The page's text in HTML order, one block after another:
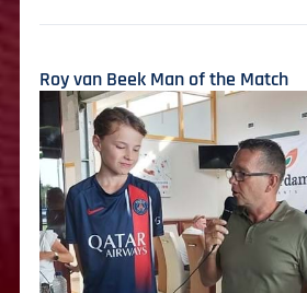
Roy van Beek Man of the Match